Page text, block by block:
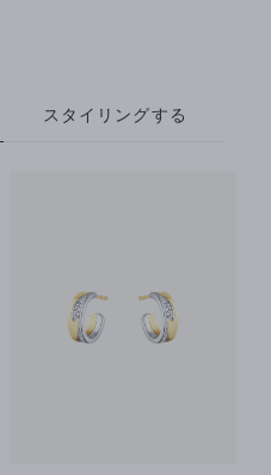
スタイリングする